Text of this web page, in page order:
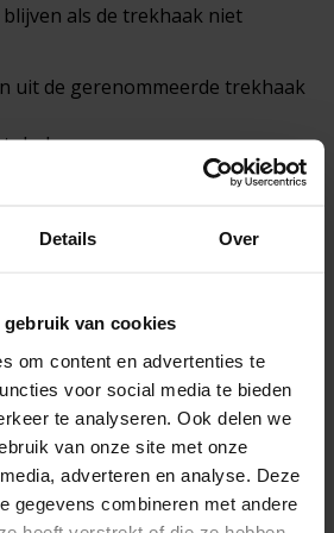
Details Over
gebruik van cookies
om content en advertenties te
voor social media te bieden
te analyseren. Ook delen we
van onze site met onze
adverteren en analyse. Deze
gegevens combineren met andere
als de trekhaak niet
uit de gerenommeerde trekhaak
trekhaak fabrikanten die een
passend voor je Lancia
deurs, Hatchback |
zijn van de premium merken
originele trekhaak kabelsets is
kwaliteit zijn.
een schema bijgevoegd